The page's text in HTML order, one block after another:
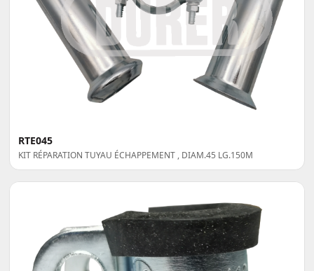
RTE045
KIT RÉPARATION TUYAU ÉCHAPPEMENT , DIAM.45 LG.150M